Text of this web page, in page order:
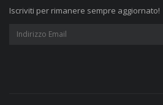
Iscriviti per rimanere sempre aggiornato!